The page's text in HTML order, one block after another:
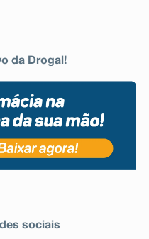
da Drogal!
sociais